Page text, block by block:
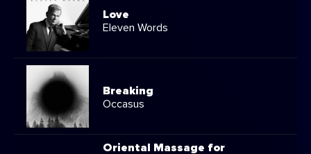
Love
Eleven Words
Breaking
Occasus
Oriental Massage for